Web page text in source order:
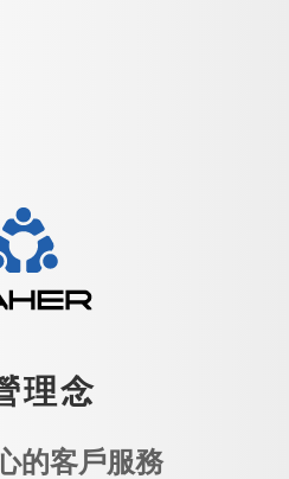
理念
的客戶服務